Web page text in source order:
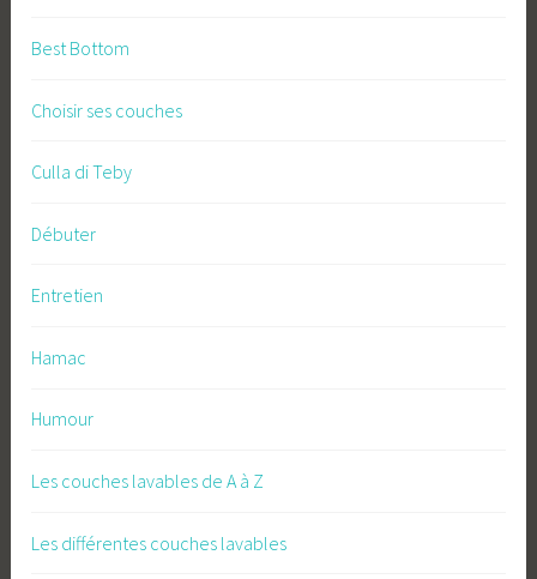
Best Bottom
Choisir ses couches
Culla di Teby
Débuter
Entretien
Hamac
Humour
Les couches lavables de A à Z
Les différentes couches lavables